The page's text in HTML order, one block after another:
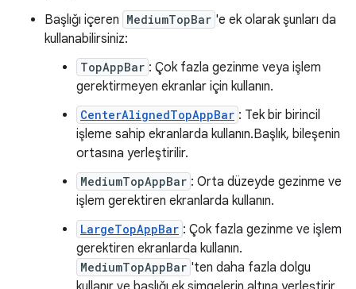
Başlığı içeren MediumTopBar 'e ek olarak şunları da
kullanabilirsiniz:
TopAppBar : Çok fazla gezinme veya işlem
gerektirmeyen ekranlar için kullanın.
CenterAlignedTopAppBar : Tek bir birincil
işleme sahip ekranlarda kullanın.Başlık, bileşenin
ortasına yerleştirilir.
MediumTopAppBar : Orta düzeyde gezinme ve
işlem gerektiren ekranlarda kullanın.
LargeTopAppBar : Çok fazla gezinme ve işlem
gerektiren ekranlarda kullanın.
MediumTopAppBar 'ten daha fazla dolgu